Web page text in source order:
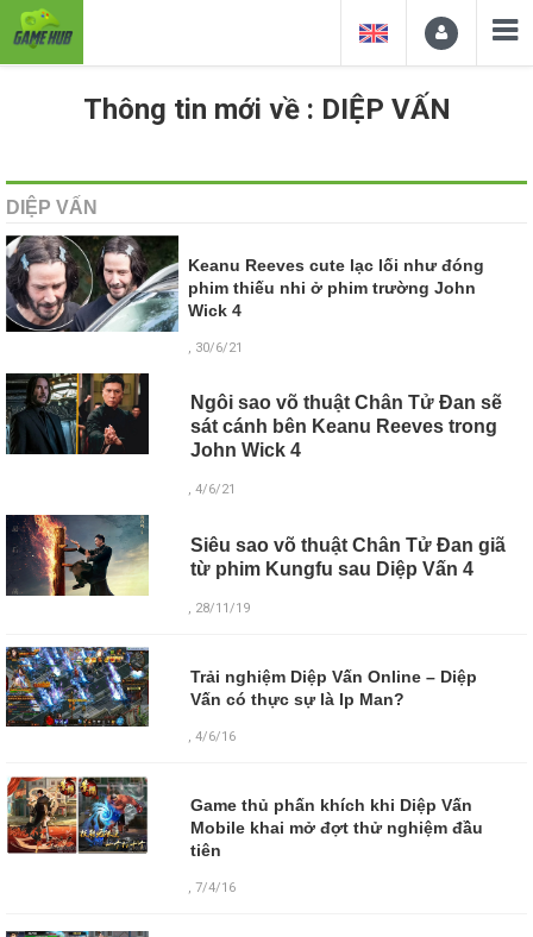
Thông tin mới về : DIỆP VẤN
DIỆP VẤN
Keanu Reeves cute lạc lối như đóng
phim thiếu nhi ở phim trường John
Wick 4
, 30/6/21
Ngôi sao võ thuật Chân Tử Đan sẽ
sát cánh bên Keanu Reeves trong
John Wick 4
, 4/6/21
Siêu sao võ thuật Chân Tử Đan giã
từ phim Kungfu sau Diệp Vấn 4
, 28/11/19
Trải nghiệm Diệp Vấn Online – Diệp
Vấn có thực sự là Ip Man?
, 4/6/16
Game thủ phấn khích khi Diệp Vấn
Mobile khai mở đợt thử nghiệm đầu
tiên
, 7/4/16